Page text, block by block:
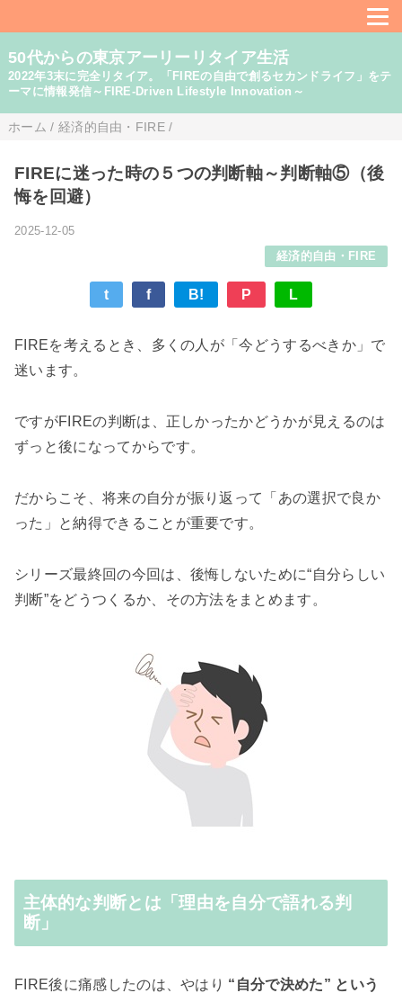
50代からの東京アーリーリタイア生活
2022年3末に完全リタイア。「FIREの自由で創るセカンドライフ」をテ
ーマに情報発信～FIRE-Driven Lifestyle Innovation～
ホーム / 経済的自由・FIRE /
FIREに迷った時の５つの判断軸～判断軸⑤（後
悔を回避）
2025-12-05
経済的自由・FIRE
t f B! P L
FIREを考えるとき、多くの人が「今どうするべきか」で
迷います。
ですがFIREの判断は、正しかったかどうかが見えるのは
ずっと後になってからです。
だからこそ、将来の自分が振り返って「あの選択で良か
った」と納得できることが重要です。
シリーズ最終回の今回は、後悔しないために“自分らしい
判断”をどうつくるか、その方法をまとめます。
主体的な判断とは「理由を自分で語れる判
断」
FIRE後に痛感したのは、やはり “自分で決めた” という